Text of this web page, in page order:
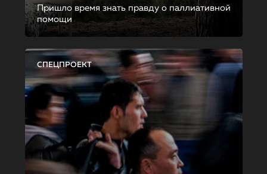
Пришло время знать правду о паллиативной
помощи
СПЕЦПРОЕКТ